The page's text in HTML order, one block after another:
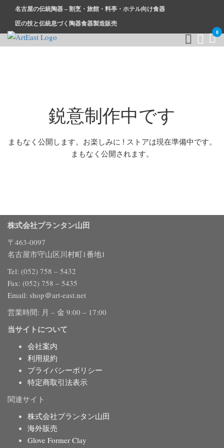
名古屋の伝統陶器 – 割烹・旅館・料亭・ホテル向け食器
匠の技と伝統息づく陶器食器製造販売
0
鋭意制作中です
まもなく公開します。お楽しみに ! ストアは現在準備中です。
まもなく公開されます。
株式会社プランタン山田
〒463-0097
名古屋市守山区川村町1番地1
Tel: (052) 758 – 5432
Fax: (052) 758 – 5435
Email: shop＠art-east.net
営業時間: 月 – 金 9:00 – 17:00
当サイトについて
会社案内
利用規約
プライバシーポリシー
特定商取引法表示
関連サイト
株式会社プランタン山田
海外販売
Glove Former Clay